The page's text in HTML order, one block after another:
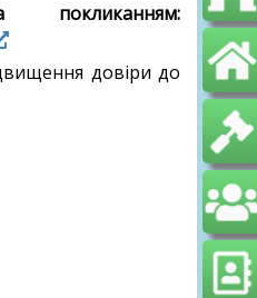
довіри до